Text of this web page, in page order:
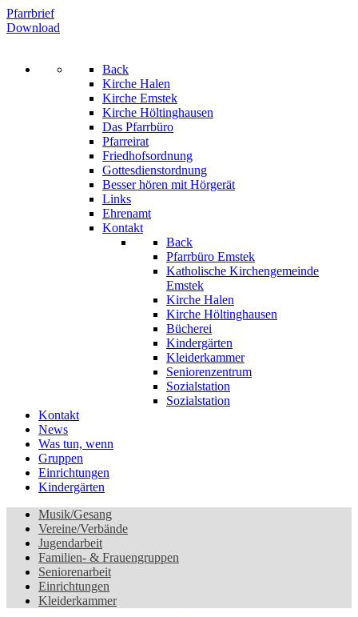
Pfarrbrief
Download
Back
Kirche Halen
Kirche Emstek
Kirche Höltinghausen
Das Pfarrbüro
Pfarreirat
Friedhofsordnung
Gottesdienstordnung
Besser hören mit Hörgerät
Links
Ehrenamt
Kontakt
Back
Pfarrbüro Emstek
Katholische Kirchengemeinde
Emstek
Kirche Halen
Kirche Höltinghausen
Bücherei
Kindergärten
Kleiderkammer
Seniorenzentrum
Sozialstation
Sozialstation
Kontakt
News
Was tun, wenn
Gruppen
Einrichtungen
Kindergärten
Musik/Gesang
Vereine/Verbände
Jugendarbeit
Familien- & Frauengruppen
Seniorenarbeit
Einrichtungen
Kleiderkammer